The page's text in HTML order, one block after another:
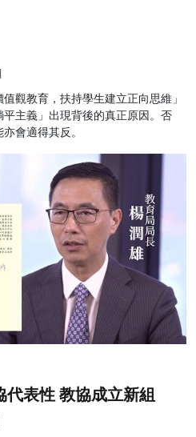
觀教育，扶持學生建立正向思維」
主義」出現背後的真正原因。否
會適得其反。
表性 教協成立新組